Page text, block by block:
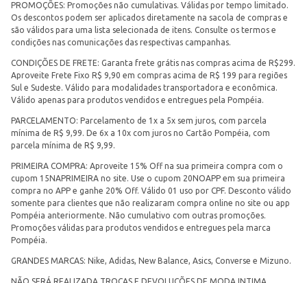
PROMOÇÕES: Promoções não cumulativas. Válidas por tempo limitado.
Os descontos podem ser aplicados diretamente na sacola de compras e
são válidos para uma lista selecionada de itens. Consulte os termos e
condições nas comunicações das respectivas campanhas.
CONDIÇÕES DE FRETE: Garanta frete grátis nas compras acima de R$299.
Aproveite Frete Fixo R$ 9,90 em compras acima de R$ 199 para regiões
Sul e Sudeste. Válido para modalidades transportadora e econômica.
Válido apenas para produtos vendidos e entregues pela Pompéia.
PARCELAMENTO: Parcelamento de 1x a 5x sem juros, com parcela
mínima de R$ 9,99. De 6x a 10x com juros no Cartão Pompéia, com
parcela mínima de R$ 9,99.
PRIMEIRA COMPRA: Aproveite 15% Off na sua primeira compra com o
cupom 15NAPRIMEIRA no site. Use o cupom 20NOAPP em sua primeira
compra no APP e ganhe 20% Off. Válido 01 uso por CPF. Desconto válido
somente para clientes que não realizaram compra online no site ou app
Pompéia anteriormente. Não cumulativo com outras promoções.
Promoções válidas para produtos vendidos e entregues pela marca
Pompéia.
GRANDES MARCAS: Nike, Adidas, New Balance, Asics, Converse e Mizuno.